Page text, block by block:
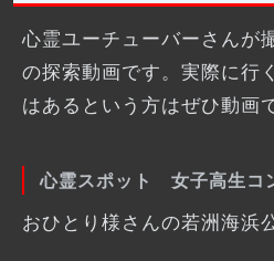
心霊ユーチューバーさんが
の探索動画です。実際に行
はあるという方はぜひ動画
心霊スポット 女子高生コ
おひとり様さんの若洲海浜